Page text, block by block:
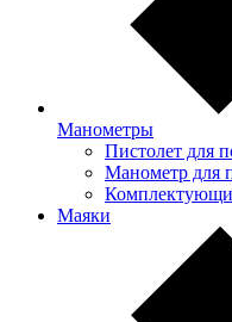
Манометры
Пистолет для
Манометр для
Маяки